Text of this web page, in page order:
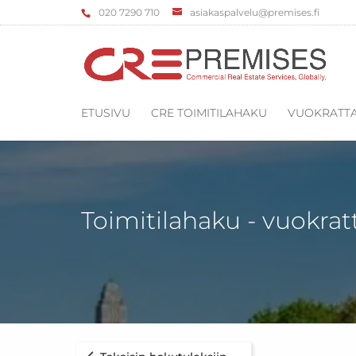
‌020 7290 710 asiakaspalvelu@premises.fi
ETUSIVU CRE TOIMITILAHAKU
Toimitilahaku -